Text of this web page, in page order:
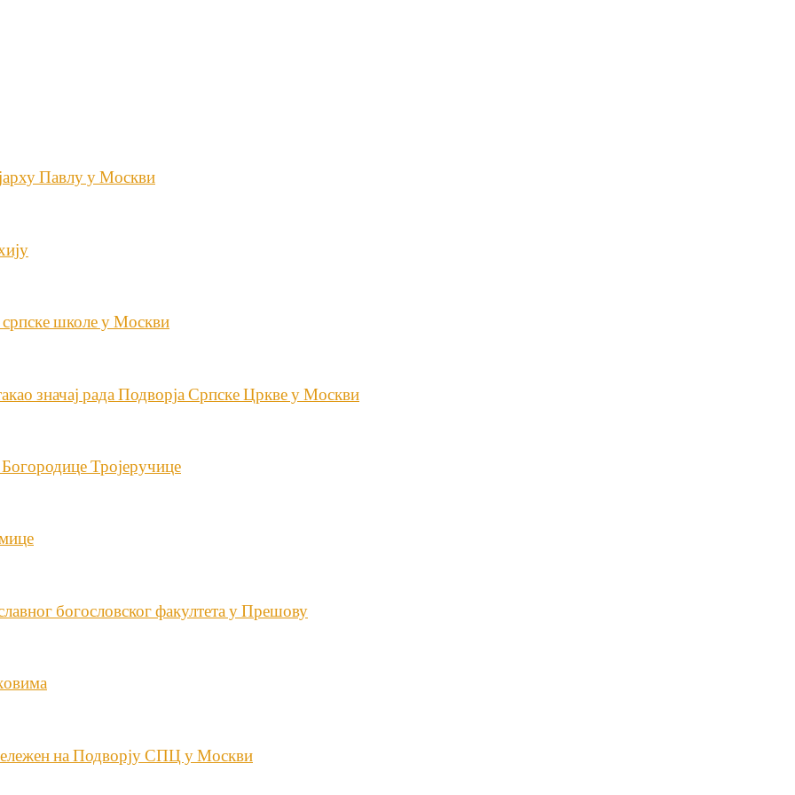
Павлу у Москви
српске школе у Москви
значај рада Подворја Српске Цркве у Москви
Тројеручице
богословског факултета у Прешову
на Подворју СПЦ у Москви